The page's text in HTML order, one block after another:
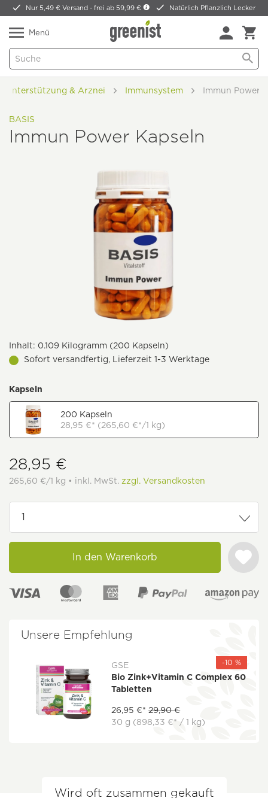
Nur 5,49 € Versand -frei ab 59,99 € Natürlich Pflanzlich Lecker
Menü
Unterstützung & Arznei Immunsystem Immun Power
BASIS
Immun Power Kapseln
Inhalt: 0.109 Kilogramm (200 Kapseln)
Sofort versandfertig, Lieferzeit 1-3 Werktage
Kapseln
200 Kapseln
28,95 €* (265,60 €*/1 kg)
28,95 €
265,60 €/1 kg • inkl. MwSt. zzgl. Versandkosten
In den Warenkorb
Unsere Empfehlung
-10 %
GSE
Bio Zink+Vitamin C Complex 60
Tabletten
26,95 €* 29,90 €
30 g (898,33 €* / 1 kg)
Wird oft zusammen gekauft